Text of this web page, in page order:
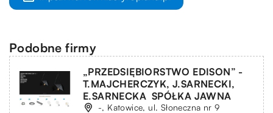
Podobne firmy
„PRZEDSIĘBIORSTWO EDISON” ­
T.MAJCHERCZYK, J.SARNECKI,
E.SARNECKA ­ SPÓŁKA JAWNA
-, Katowice, ul. Słoneczna nr 9